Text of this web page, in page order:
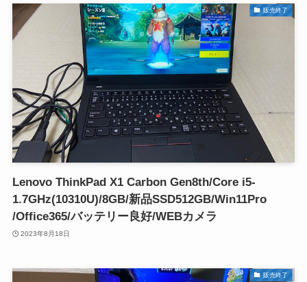
販売終了
Lenovo ThinkPad X1 Carbon Gen8th/Core i5-
1.7GHz(10310U)/8GB/新品SSD512GB/Win11Pro
/Office365/バッテリー良好/WEBカメラ
2023年8月18日
販売終了